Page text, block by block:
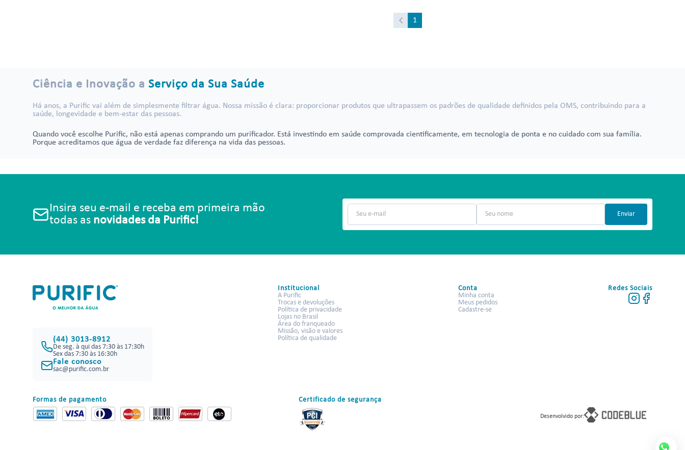
1
Ciência e Inovação a Serviço da Sua Saúde
Há anos, a Purific vai além de simplesmente filtrar água. Nossa missão é clara: proporcionar produtos que ultrapassem os padrões de qualidade definidos pela OMS, contribuindo para a
saúde, longevidade e bem-estar das pessoas.
Quando você escolhe Purific, não está apenas comprando um purificador. Está investindo em saúde comprovada cientificamente, em tecnologia de ponta e no cuidado com sua família.
Porque acreditamos que água de verdade faz diferença na vida das pessoas.
Insira seu e-mail e receba em primeira mão
todas as novidades da Purific!
Enviar
(44) 3013-8912
De seg. à qui das 7:30 às 17:30h
Sex das 7:30 às 16:30h
Fale conosco
sac@purific.com.br
Institucional
A Purific
Trocas e devoluções
Política de privacidade
Lojas no Brasil
Área do franqueado
Missão, visão e valores
Política de qualidade
Conta
Minha conta
Meus pedidos
Cadastre-se
Redes Sociais
Formas de pagamento Certificado de segurança
Desenvolvido por: